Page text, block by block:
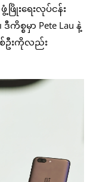
းရေးလုပ်ငန်း
စ္စမှာ Pete Lau နဲ့
စ်ဦးကိုလည်း